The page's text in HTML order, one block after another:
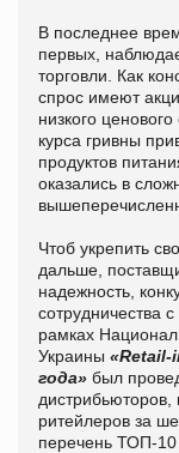
В последнее
первых,
торговли. Как
спрос имеют
низкого
курса гривны
продуктов
оказались в
Чтоб укрепить
дальше,
надежность,
сотрудничества
рамках
Украины «Retail-
года» был
дистрибьюторов,
ритейлеров за
перечень ТОП-10